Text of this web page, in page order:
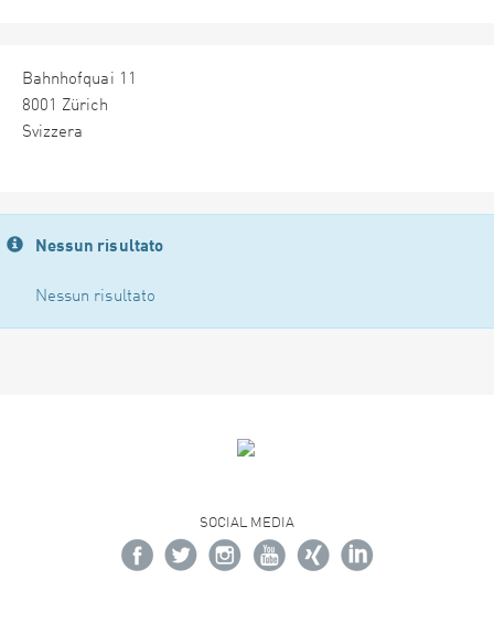
Bahnhofquai 11
8001 Zürich
Svizzera
Nessun risultato
Nessun risultato
SOCIAL MEDIA